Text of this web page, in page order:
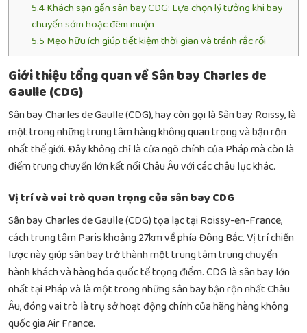
5.4Khách sạn gần sân bay CDG: Lựa chọn lý tưởng khi bay
chuyến sớm hoặc đêm muộn
5.5 Mẹo hữu ích giúp tiết kiệm thời gian và tránh rắc rối
Giới thiệu tổng quan về Sân bay Charles de
Gaulle (CDG)
Sân bay Charles de Gaulle (CDG), hay còn gọi là Sân bay Roissy, là
một trong những trung tâm hàng không quan trọng và bận rộn
nhất thế giới. Đây không chỉ là cửa ngõ chính của Pháp mà còn là
điểm trung chuyển lớn kết nối Châu Âu với các châu lục khác.
Vị trí và vai trò quan trọng của sân bay CDG
Sân bay Charles de Gaulle (CDG) tọa lạc tại Roissy-en-France,
cách trung tâm Paris khoảng 27km về phía Đông Bắc. Vị trí chiến
lược này giúp sân bay trở thành một trung tâm trung chuyển
hành khách và hàng hóa quốc tế trọng điểm. CDG là sân bay lớn
nhất tại Pháp và là một trong những sân bay bận rộn nhất Châu
Âu, đóng vai trò là trụ sở hoạt động chính của hãng hàng không
quốc gia Air France.